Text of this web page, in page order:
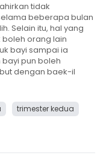
tidak
beberapa bulan
Selain itu, hal yang
orang lain
bayi sampai ia
bayi pun boleh
dengan baek-il
trimester kedua